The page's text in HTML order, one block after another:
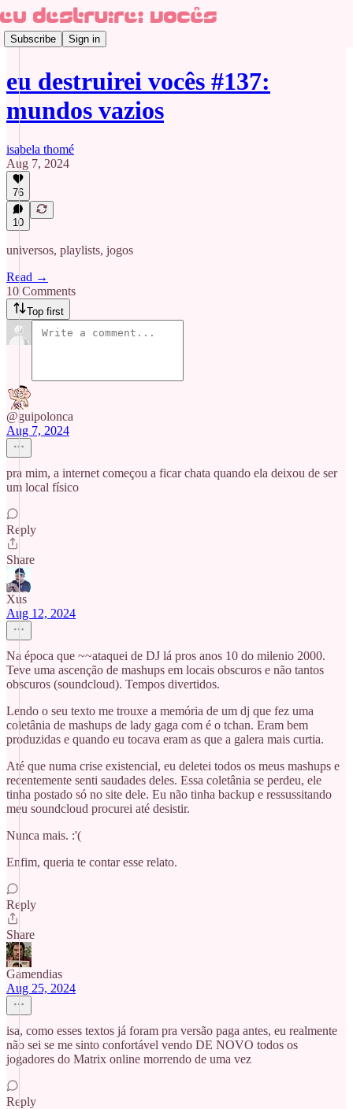
Subscribe Sign in
eu destruirei vocês #137:
mundos vazios
isabela thomé
Aug 7, 2024
76
10
universos, playlists, jogos
Read →
10 Comments
Top first
@guipolonca
Aug 7, 2024
pra mim, a internet começou a ficar chata quando ela deixou de ser
um local físico
Reply
Share
Xus
Aug 12, 2024
Na época que ~~ataquei de DJ lá pros anos 10 do milenio 2000.
Teve uma ascenção de mashups em locais obscuros e não tantos
obscuros (soundcloud). Tempos divertidos.
Lendo o seu texto me trouxe a memória de um dj que fez uma
coletânia de mashups de lady gaga com é o tchan. Eram bem
produzidas e quando eu tocava eram as que a galera mais curtia.
Até que numa crise existencial, eu deletei todos os meus mashups e
recentemente senti saudades deles. Essa coletânia se perdeu, ele
tinha postado só no site dele. Eu não tinha backup e ressussitando
meu soundcloud procurei até desistir.
Nunca mais. :'(
Enfim, queria te contar esse relato.
Reply
Share
Gamendias
Aug 25, 2024
isa, como esses textos já foram pra versão paga antes, eu realmente
não sei se me sinto confortável vendo DE NOVO todos os
jogadores do Matrix online morrendo de uma vez
Reply